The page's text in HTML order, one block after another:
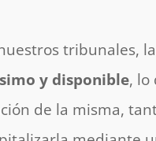
tribunales, la
y disponible, lo
de la misma,